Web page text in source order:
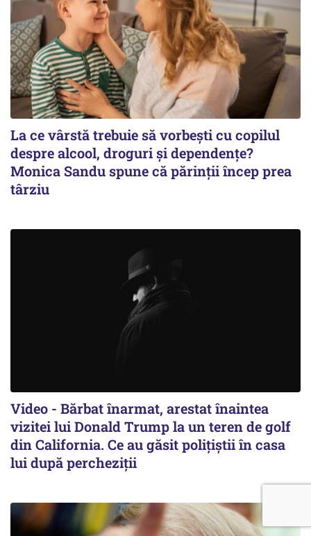
La ce vârstă trebuie să vorbești cu copilul
despre alcool, droguri și dependențe?
Monica Sandu spune că părinții încep prea
târziu
Video - Bărbat înarmat, arestat înaintea
vizitei lui Donald Trump la un teren de golf
din California. Ce au găsit polițiștii în casa
lui după percheziții